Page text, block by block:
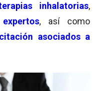
inhalatorias,
, así como
asociados a